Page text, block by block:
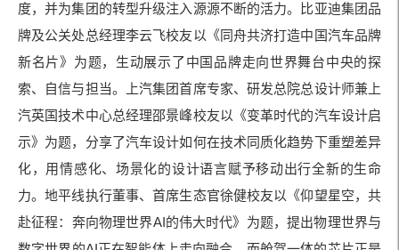
度，并为集团的转型升级注入源源不断的活力。比亚迪集团品
牌及公关处总经理李云飞校友以《同舟共济打造中国汽车品牌
新名片》为题，生动展示了中国品牌走向世界舞台中央的探
索、自信与担当。上汽集团首席专家、研发总院总设计师兼上
汽英国技术中心总经理邵景峰校友以《变革时代的汽车设计启
示》为题，分享了汽车设计如何在技术同质化趋势下重塑差异
化，用情感化、场景化的设计语言赋予移动出行全新的生命
力。地平线执行董事、首席生态官徐健校友以《仰望星空，共
赴征程：奔向物理世界AI的伟大时代》为题，提出物理世界与